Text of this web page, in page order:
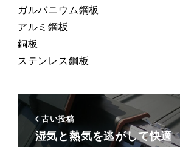
ガルバニウム鋼板
アルミ鋼板
銅板
ステンレス鋼板
古い投稿
湿気と熱気を逃がして快